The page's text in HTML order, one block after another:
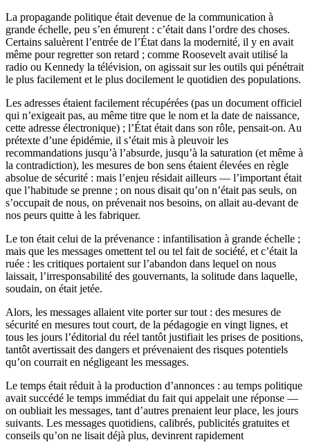
La propagande politique était devenue de la communication à
grande échelle, peu s’en émurent : c’était dans l’ordre des choses.
Certains saluèrent l’entrée de l’État dans la modernité, il y en avait
même pour regretter son retard ; comme Roosevelt avait utilisé la
radio ou Kennedy la télévision, on agissait sur les outils qui pénétrait
le plus facilement et le plus docilement le quotidien des populations.
Les adresses étaient facilement récupérées (pas un document officiel
qui n’exigeait pas, au même titre que le nom et la date de naissance,
cette adresse électronique) ; l’État était dans son rôle, pensait-on. Au
prétexte d’une épidémie, il s’était mis à pleuvoir les
recommandations jusqu’à l’absurde, jusqu’à la saturation (et même à
la contradiction), les mesures de bon sens étaient élevées en règle
absolue de sécurité : mais l’enjeu résidait ailleurs — l’important était
que l’habitude se prenne ; on nous disait qu’on n’était pas seuls, on
s’occupait de nous, on prévenait nos besoins, on allait au-devant de
nos peurs quitte à les fabriquer.
Le ton était celui de la prévenance : infantilisation à grande échelle ;
mais que les messages omettent tel ou tel fait de société, et c’était la
ruée : les critiques portaient sur l’abandon dans lequel on nous
laissait, l’irresponsabilité des gouvernants, la solitude dans laquelle,
soudain, on était jetée.
Alors, les messages allaient vite porter sur tout : des mesures de
sécurité en mesures tout court, de la pédagogie en vingt lignes, et
tous les jours l’éditorial du réel tantôt justifiait les prises de positions,
tantôt avertissait des dangers et prévenaient des risques potentiels
qu’on courrait en négligeant les messages.
Le temps était réduit à la production d’annonces : au temps politique
avait succédé le temps immédiat du fait qui appelait une réponse —
on oubliait les messages, tant d’autres prenaient leur place, les jours
suivants. Les messages quotidiens, calibrés, publicités gratuites et
conseils qu’on ne lisait déjà plus, devinrent rapidement